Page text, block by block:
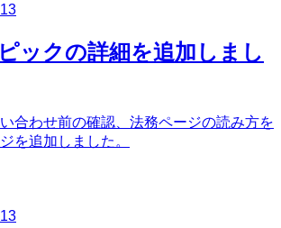
ックの詳細を追加しまし
合わせ前の確認、法務ページの読み方を
を追加しました。